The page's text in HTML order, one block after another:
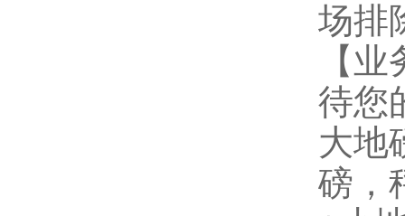
场排
【
待您
大地
磅，